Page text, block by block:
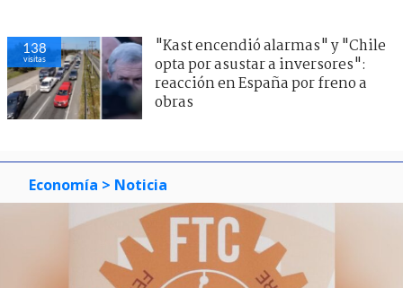
138
visitas
"Kast encendió alarmas" y "Chile
opta por asustar a inversores":
reacción en España por freno a
obras
Economía > Noticia